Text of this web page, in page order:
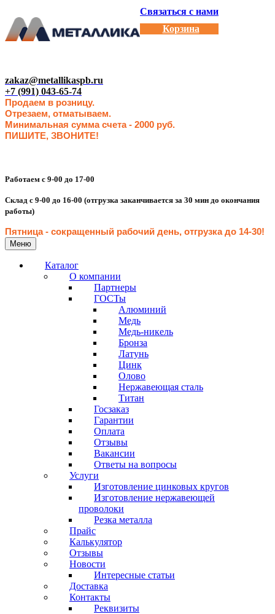
Связаться с нами
Корзина
zakaz@metallikaspb.ru
+7 (991) 043-65-74
Продаем в розницу.
Отрезаем, отматываем.
Минимальная сумма счета - 2000 руб.
ПИШИТЕ, ЗВОНИТЕ!
Работаем с 9-00 до 17-00
Склад с 9-00 до 16-00 (отгрузка заканчивается за 30 мин до окончания
работы)
Пятница - сокращенный рабочий день, отгрузка до 14-30!
Меню
Каталог
О компании
Партнеры
ГОСТы
Алюминий
Медь
Медь-никель
Бронза
Латунь
Цинк
Олово
Нержавеющая сталь
Титан
Госзаказ
Гарантии
Оплата
Отзывы
Вакансии
Ответы на вопросы
Услуги
Изготовление цинковых кругов
Изготовление нержавеющей
проволоки
Резка металла
Прайс
Калькулятор
Отзывы
Новости
Интересные статьи
Доставка
Контакты
Реквизиты